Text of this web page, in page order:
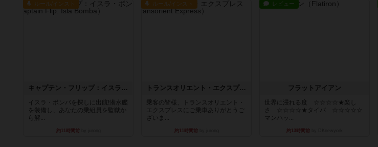
ルール/インスト
キャプテン・フリップ：イスラ・ボンバ
イスラ・ボンバを探しに出航!潜水艦
を装備し、あなたの乗組員を監獄か
ら解...
約11時間前
ルール/インスト
トランスオリエント・エクスプレス
乗客の皆様、トランスオリエント・
エクスプレスにご乗車ありがとうご
ざいま...
約11時間前
レビュー
フラットアイアン
世界に浸れる度 ☆☆☆☆★楽し
さ ☆☆☆☆★タイパ ☆☆☆☆☆
マンハッ...
約13時間前